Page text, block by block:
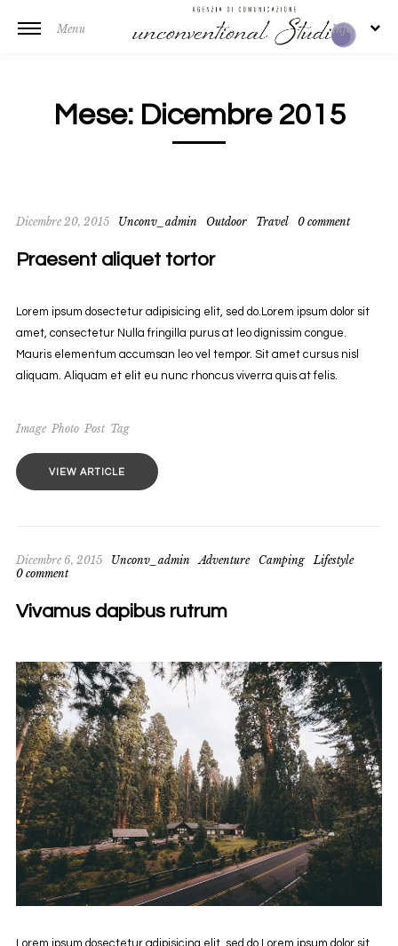
Menu Info
Mese: Dicembre 2015
Dicembre 20, 2015 Unconv_admin Outdoor Travel 0 comment
Praesent aliquet tortor
Lorem ipsum dosectetur adipisicing elit, sed do.Lorem ipsum dolor sit
amet, consectetur Nulla fringilla purus at leo dignissim congue.
Mauris elementum accumsan leo vel tempor. Sit amet cursus nisl
aliquam. Aliquam et elit eu nunc rhoncus viverra quis at felis.
Image Photo Post Tag
VIEW ARTICLE
Dicembre 6, 2015 Unconv_admin Adventure Camping
Lifestyle
0 comment
Vivamus dapibus rutrum
Lorem ipsum dosectetur adipisicing elit, sed do.Lorem ipsum dolor sit